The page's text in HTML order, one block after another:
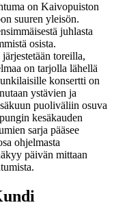
on Kaivopuiston
suuren yleisön.
juhlasta
osista.
toreilla,
on tarjolla lähellä
konsertti on
ystävien ja
puoliväliin osuva
kesäkauden
sarja pääsee
ohjelmasta
päivän mittaan